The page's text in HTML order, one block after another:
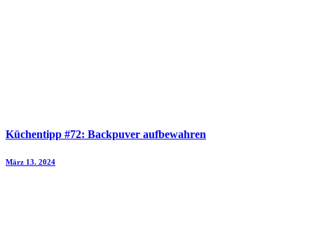
Küchentipp #72: Backpuver aufbewahren
März 13. 2024